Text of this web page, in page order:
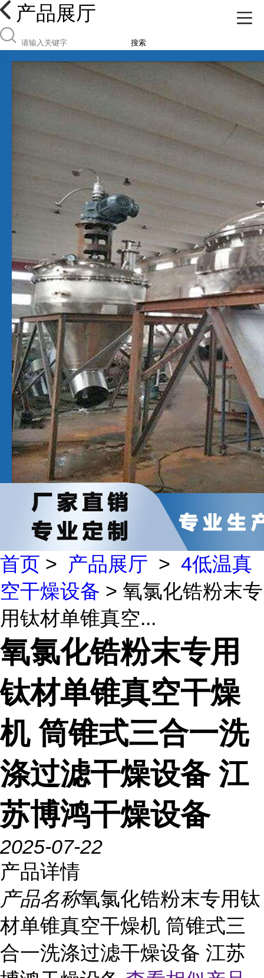
产品展厅
搜索
首页 > 产品展厅 > 4低温真
空干燥设备 > 氧氯化锆粉末专
用钛材单锥真空...
氧氯化锆粉末专用
钛材单锥真空干燥
机 筒锥式三合一洗
涤过滤干燥设备 江
苏博鸿干燥设备
2025-07-22
产品详情
产品名称氧氯化锆粉末专用钛
材单锥真空干燥机 筒锥式三
合一洗涤过滤干燥设备 江苏